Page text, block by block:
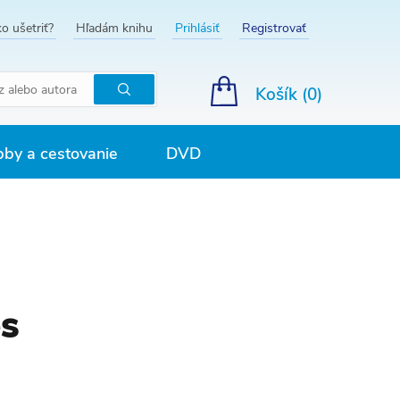
ušetriť? Hľadám knihu Prihlásiť Registrovať
Hľadať
Košík (0)
a cestovanie DVD